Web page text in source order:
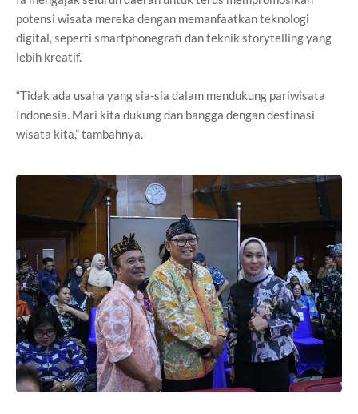
potensi wisata mereka dengan memanfaatkan teknologi
digital, seperti smartphonegrafi dan teknik storytelling yang
lebih kreatif.
“Tidak ada usaha yang sia-sia dalam mendukung pariwisata
Indonesia. Mari kita dukung dan bangga dengan destinasi
wisata kita,” tambahnya.